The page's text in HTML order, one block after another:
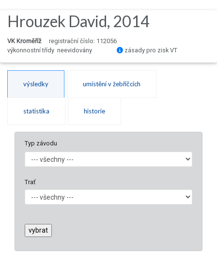
Hrouzek David, 2014
VK Kroměříž
registrační číslo: 112056
výkonnostní třídy neevidovány
zásady pro zisk VT
výsledky umístění v žebříčcích
statistika historie
Typ závodu
Trať